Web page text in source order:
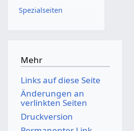
Spezialseiten
Mehr
Links auf diese Seite
Änderungen an
verlinkten Seiten
Druckversion